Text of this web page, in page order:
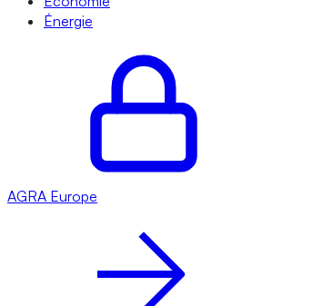
Énergie
AGRA Europe